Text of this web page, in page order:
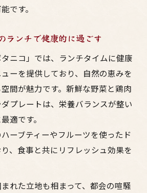
です。
ランチで健康的に過ごす
ニコ」では、ランチタイムに健康
ーを提供しており、自然の恵みを
間が魅力です。新鮮な野菜と鶏肉
プレートは、栄養バランスが整い
適です。
ーブティーやフルーツを使ったド
、食事と共にリフレッシュ効果を
れた立地も相まって、都会の喧騒